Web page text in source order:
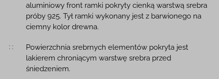
aluminiowy front ramki pokryty cienką warstwą srebra
próby 925. Tył ramki wykonany jest z barwionego na
ciemny kolor drewna.
Powierzchnia srebrnych elementów pokryta jest
lakierem chroniącym warstwę srebra przed
śniedzeniem.